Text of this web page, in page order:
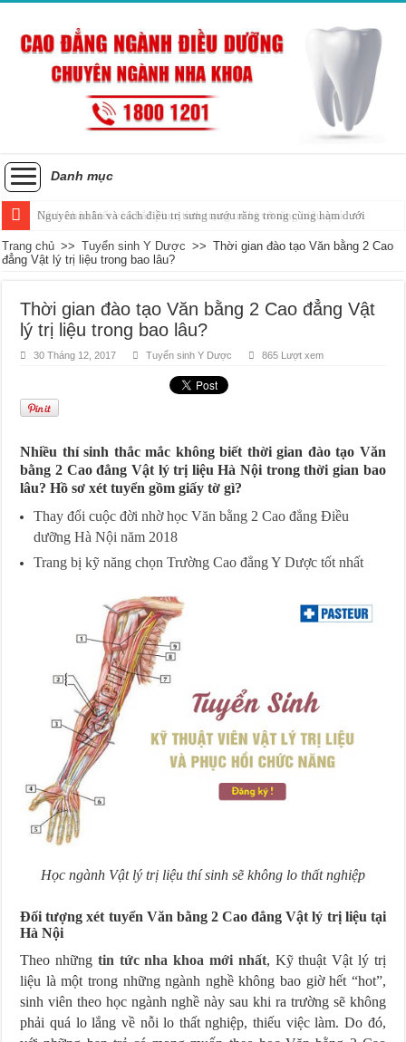
Danh mục
Nguyên nhân và cách điều trị sưng nướu răng trong cùng hàm dưới
Trang chủ >> Tuyển sinh Y Dược >> Thời gian đào tạo Văn bằng 2 Cao
đẳng Vật lý trị liệu trong bao lâu?
Thời gian đào tạo Văn bằng 2 Cao đẳng Vật
lý trị liệu trong bao lâu?
30 Tháng 12, 2017 Tuyển sinh Y Dược 865 Lượt xem
Nhiều thí sinh thắc mắc không biết thời gian đào tạo Văn
bằng 2 Cao đẳng Vật lý trị liệu Hà Nội trong thời gian bao
lâu? Hồ sơ xét tuyển gồm giấy tờ gì?
Thay đổi cuộc đời nhờ học Văn bằng 2 Cao đẳng Điều
dưỡng Hà Nội năm 2018
Trang bị kỹ năng chọn Trường Cao đẳng Y Dược tốt nhất
Học ngành Vật lý trị liệu thí sinh sẽ không lo thất nghiệp
Đối tượng xét tuyển Văn bằng 2 Cao đẳng Vật lý trị liệu tại
Hà Nội
Theo những tin tức nha khoa mới nhất, Kỹ thuật Vật lý trị
liệu là một trong những ngành nghề không bao giờ hết “hot”,
sinh viên theo học ngành nghề này sau khi ra trường sẽ không
phải quá lo lắng về nỗi lo thất nghiệp, thiếu việc làm. Do đó,